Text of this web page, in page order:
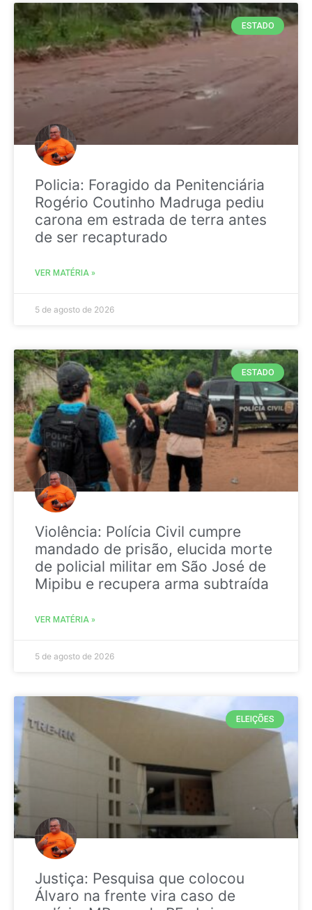
ESTADO
Policia: Foragido da Penitenciária
Rogério Coutinho Madruga pediu
carona em estrada de terra antes
de ser recapturado
VER MATÉRIA »
5 de agosto de 2026
ESTADO
Violência: Polícia Civil cumpre
mandado de prisão, elucida morte
de policial militar em São José de
Mipibu e recupera arma subtraída
VER MATÉRIA »
5 de agosto de 2026
ELEIÇÕES
Justiça: Pesquisa que colocou
Álvaro na frente vira caso de